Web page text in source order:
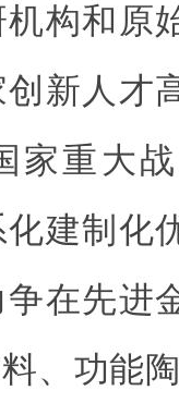
构和原
新人才
家重大
建制化
在先进
、功能